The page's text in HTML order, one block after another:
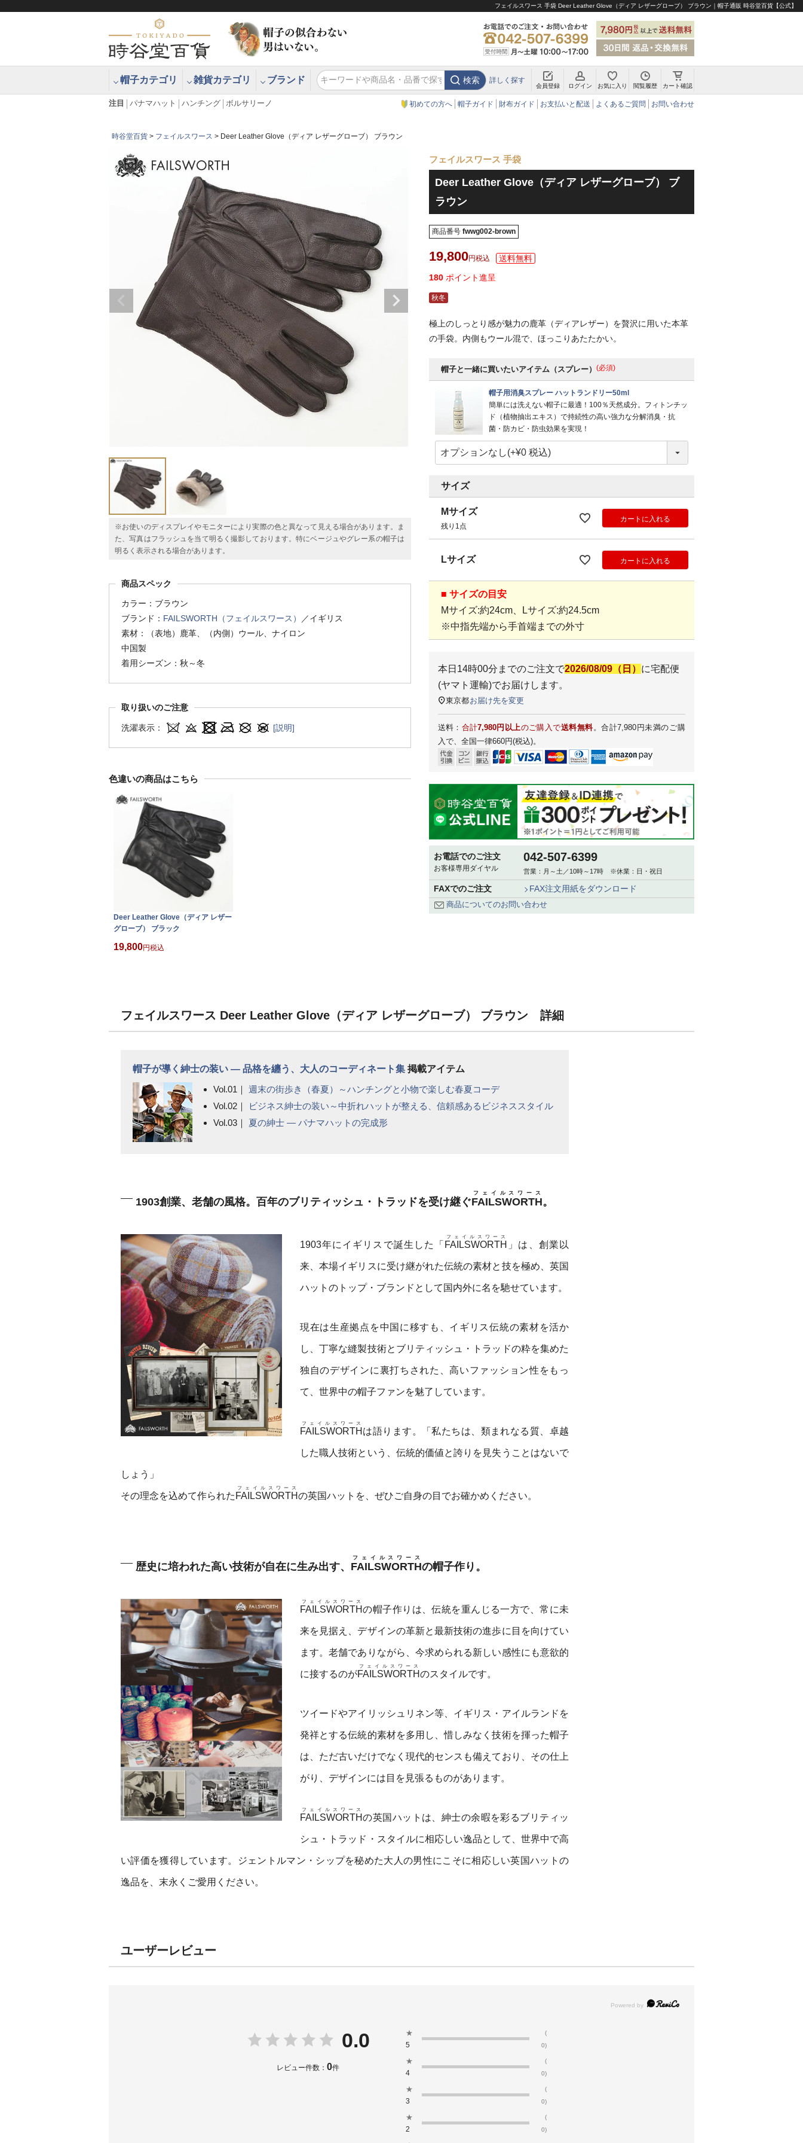
フェイルスワース 手袋 Deer Leather Glove（ディア レザーグローブ） ブラウン｜帽子通販 時谷堂百貨【公式】
帽子カテゴリ 雑貨カテゴリ ブランド 検索 詳しく探す
会員登録 ログイン お気に入り 閲覧履歴 カート確認
注目 パナマハット ハンチング ボルサリーノ 初めての方へ 帽子ガイド 財布ガイド お支払いと配送 よくあるご質問 お問い合わせ
時谷堂百貨 フェイルスワース Deer Leather Glove（ディア レザーグローブ） ブラウン
※お使いのディスプレイやモニターにより実際の色と異なって見える場合があります。ま
た、写真はフラッシュを当て明るく撮影しております。特にベージュやグレー系の帽子は
明るく表示される場合があります。
商品スペック
カラー：ブラウン
ブランド： FAILSWORTH（フェイルスワース）
／イギリス
素材：（表地）鹿革、（内側）ウール、ナイロン
中国製
着用シーズン：秋～冬
取り扱いのご注意
洗濯表示： [説明]
色違いの商品はこちら
Deer Leather Glove（ディア レザー
グローブ） ブラック
19,800 税込
フェイルスワース 手袋
Deer Leather Glove（ディア レザーグローブ） ブ
ラウン
商品番号 fwwg002-brown
19,800 税込
180 ポイント進呈
秋冬
極上のしっとり感が魅力の鹿革（ディアレザー）を贅沢に用いた本革
の手袋。内側もウール混で、ほっこりあたたかい。
帽子と一緒に買いたいアイテム（スプレー） (必須)
帽子用消臭スプレー ハットランドリー50ml
簡単には洗えない帽子に最適！100％天然成分。フィトンチッ
ド（植物抽出エキス）で持続性の高い強力な分解消臭・抗
菌・防カビ・防虫効果を実現！
サイズ
Mサイズ
残り1点
カートに入れる
Lサイズ カートに入れる
■ サイズの目安
Mサイズ:約24cm、Lサイズ:約24.5cm
※中指先端から手首端までの外寸
本日 14時00分 までのご注文で2026/08/09（日） に宅配便
(ヤマト運輸)でお届けします。
東京都お届け先を変更
送料： 合計7,980円以上のご購入で送料無料。合計7,980円未満のご購
入で、全国一律660円(税込)。
お電話でのご注文
お客様専用ダイヤル
042-507-6399
営業：月～土／10時～17時 ※休業：日・祝日
FAXでのご注文 FAX注文用紙をダウンロード
商品についてのお問い合わせ
フェイルスワース Deer Leather Glove（ディア レザーグローブ） ブラウン 詳細
帽子が導く紳士の装い ― 品格を纏う、大人のコーディネート集 掲載アイテム
Vol.01｜ 週末の街歩き（春夏）～ハンチングと小物で楽しむ春夏コーデ
Vol.02｜
ビジネス紳士の装い～中折れハットが整える、信頼感あるビジネススタイル
Vol.03｜ 夏の紳士 ― パナマハットの完成形
1903創業、老舗の風格。百年のブリティッシュ・トラッドを受け継ぐFAILSWORTH
フェイルスワース
。
1903年にイギリスで誕生した「 FAILSWORTH
フェイルスワース
」は、創業以
来、本場イギリスに受け継がれた伝統の素材と技を極め、英国
ハットのトップ・ブランドとして国内外に名を馳せています。
現在は生産拠点を中国に移すも、イギリス伝統の素材を活か
し、丁寧な縫製技術とブリティッシュ・トラッドの粋を集めた
独自のデザインに裏打ちされた、高いファッション性をもっ
て、世界中の帽子ファンを魅了しています。
FAILSWORTH
フェイルスワース
は語ります。「私たちは、類まれなる質、卓越
した職人技術という、伝統的価値と誇りを見失うことはないで
しょう」
その理念を込めて作られた FAILSWORTH
フェイルスワース
の英国ハットを、ぜひご自身の目でお確かめください。
歴史に培われた高い技術が自在に生み出す、 FAILSWORTH
フェイルスワース
の帽子作り。
FAILSWORTH
フェイルスワース
の帽子作りは、伝統を重んじる一方で、常に未
来を見据え、デザインの革新と最新技術の進歩に目を向けてい
ます。老舗でありながら、今求められる新しい感性にも意欲的
に接するのがFAILSWORTH
フェイルスワース
のスタイルです。
ツイードやアイリッシュリネン等、イギリス・アイルランドを
発祥とする伝統的素材を多用し、惜しみなく技術を揮った帽子
は、ただ古いだけでなく現代的センスも備えており、その仕上
がり、デザインには目を見張るものがあります。
FAILSWORTH
フェイルスワース
の英国ハットは、紳士の余暇を彩るブリティッ
シュ・トラッド・スタイルに相応しい逸品として、世界中で高
い評価を獲得しています。ジェントルマン・シップを秘めた大人の男性にこそに相応しい英国ハットの
逸品を、末永くご愛用ください。
ユーザーレビュー
0.0
レビュー件数： 0件
★
5
(
0)
★
4
(
0)
★
3
(
0)
★
2
(
0)